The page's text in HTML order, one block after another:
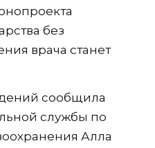
без
врача станет
сообщила
службы по
Алла